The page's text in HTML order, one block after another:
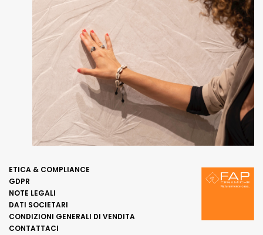
ETICA & COMPLIANCE
GDPR
NOTE LEGALI
DATI SOCIETARI
CONDIZIONI GENERALI DI VENDITA
CONTATTACI